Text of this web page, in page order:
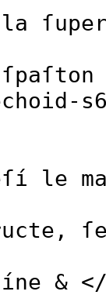
le
&